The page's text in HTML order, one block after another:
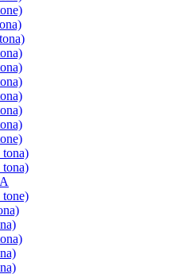
tona)
tona)
tone)